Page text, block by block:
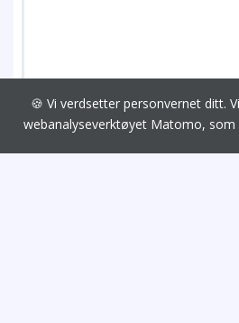
🍪 Vi verdsetter personvernet ditt.
webanalyseverktøyet Matomo,